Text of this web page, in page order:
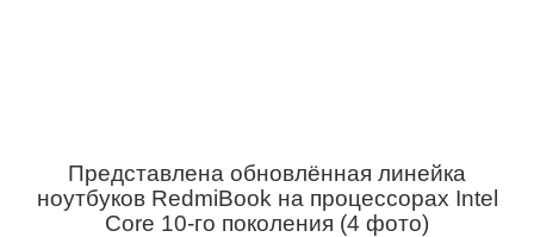
Представлена обновлённая линейка
ноутбуков RedmiBook на процессорах Intel
Core 10-го поколения (4 фото)